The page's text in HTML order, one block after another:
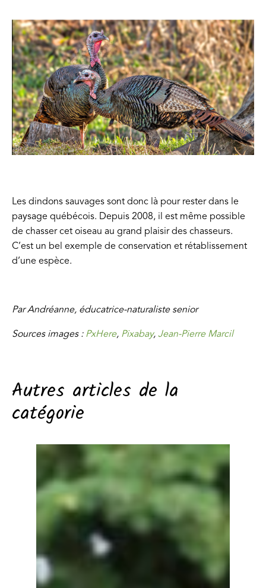
Les dindons sauvages sont donc là pour rester dans le
paysage québécois. Depuis 2008, il est même possible
de chasser cet oiseau au grand plaisir des chasseurs.
C’est un bel exemple de conservation et rétablissement
d’une espèce.
Par Andréanne, éducatrice-naturaliste senior
Sources images : PxHere, Pixabay, Jean-Pierre Marcil
Autres articles de la
catégorie